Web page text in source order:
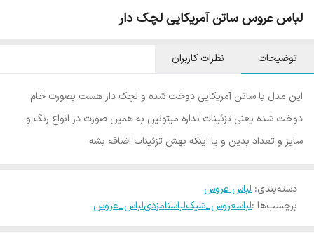
لباس عروس ساتن آمریکایی لچک دار
توضیحات نظرات کاربران
این مدل با ساتن آمریکایی دوخت شده و لچک دار هست بصورت خام
دوخت شده یعنی تزئینات نداره میتونین به همین صورت در انواع رنگ و
سایز و تعداد بدین و یا اینکه بهش تزئینات اضافه بشه
دسته‌بندی: لباس عروس
برچسب‌ها :لباسعروس_شیکلباسنامزدیلباس_عروس